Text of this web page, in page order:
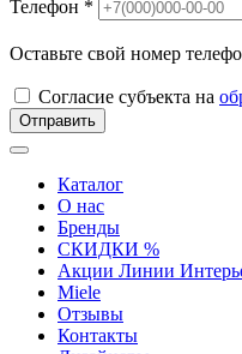
Телефон *
Оставьте свой номер
Согласие субъекта на
Отправить
Каталог
О нас
Бренды
СКИДКИ %
Акции Линии
Miele
Отзывы
Контакты